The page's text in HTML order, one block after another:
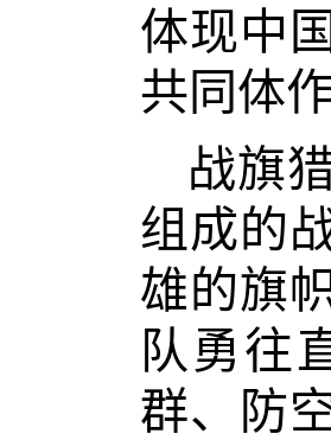
体现中
共同体
战旗
组成的
雄的旗
队勇往
群、防